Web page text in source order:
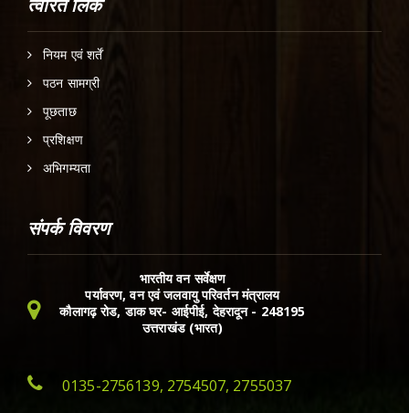
त्वरित लिंक
नियम एवं शर्तें
पठन सामग्री
पूछताछ
प्रशिक्षण
अभिगम्यता
संपर्क विवरण
भारतीय वन सर्वेक्षण
पर्यावरण, वन एवं जलवायु परिवर्तन मंत्रालय
कौलागढ़ रोड, डाक घर- आईपीई, देहरादून - 248195
उत्तराखंड (भारत)
0135-2756139, 2754507, 2755037